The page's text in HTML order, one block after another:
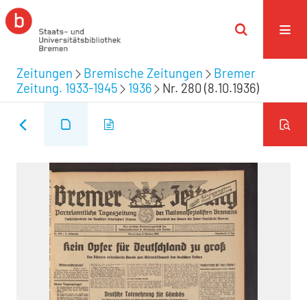
Zeitungen Bremische Zeitungen
Bremer
Zeitung. 1933-1945
1936 Nr. 280 (8.10.1936)